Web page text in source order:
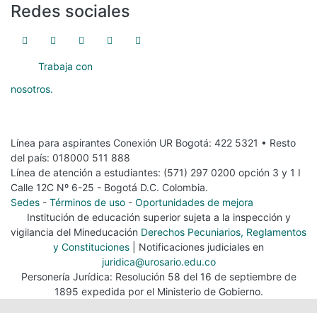
Redes sociales
Trabaja con
nosotros.
Línea para aspirantes Conexión UR Bogotá: 422 5321 • Resto
del país: 018000 511 888
Línea de atención a estudiantes: (571) 297 0200 opción 3 y 1 I
Calle 12C Nº 6-25 - Bogotá D.C. Colombia.
Sedes - Términos de uso - Oportunidades de mejora
Institución de educación superior sujeta a la inspección y
vigilancia del Mineducación Derechos Pecuniarios, Reglamentos
y Constituciones | Notificaciones judiciales en
juridica@urosario.edu.co
Personería Jurídica: Resolución 58 del 16 de septiembre de
1895 expedida por el Ministerio de Gobierno.